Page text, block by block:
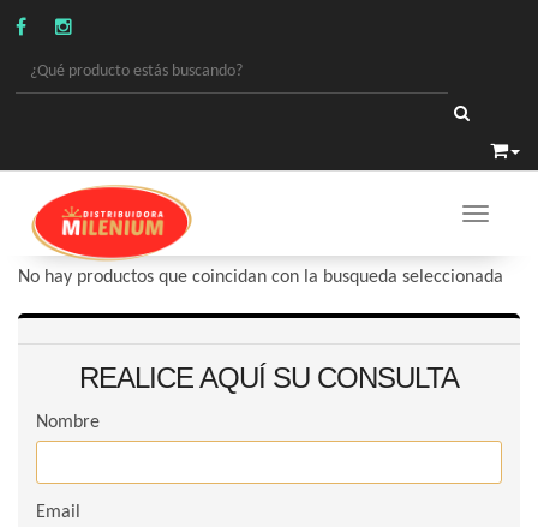
Toggle
LAMPARAS
BAJO CONSUMO
No hay productos que coincidan con la busqueda seleccionada
REALICE AQUÍ SU CONSULTA
Nombre
Email